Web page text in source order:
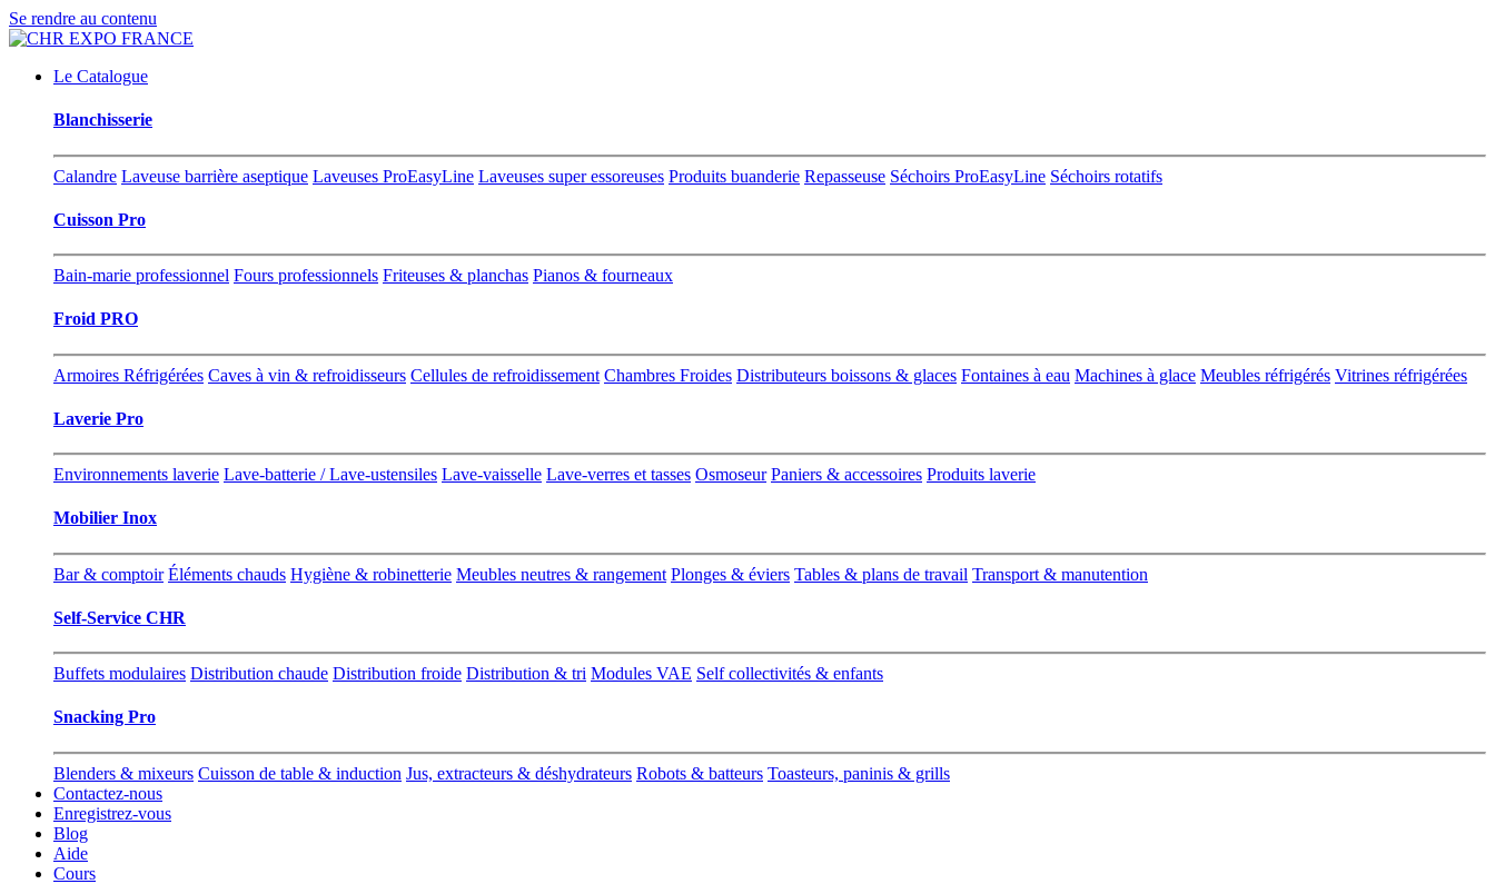
Se rendre au contenu
Le Catalogue
Blanchisserie
Calandre Laveuse barrière aseptique Laveuses ProEasyLine Laveuses super essoreuses Produits buanderie Repasseuse Séchoirs ProEasyLine Séchoirs rotatifs
Cuisson Pro
Bain-marie professionnel Fours professionnels Friteuses & planchas Pianos & fourneaux
Froid PRO
Armoires Réfrigérées Caves à vin & refroidisseurs Cellules de refroidissement Chambres Froides Distributeurs boissons & glaces Fontaines à eau Machines à glace Meubles réfrigérés Vitrines réfrigérées
Laverie Pro
Environnements laverie Lave-batterie / Lave-ustensiles Lave-vaisselle Lave-verres et tasses Osmoseur Paniers & accessoires Produits laverie
Mobilier Inox
Bar & comptoir Éléments chauds Hygiène & robinetterie Meubles neutres & rangement Plonges & éviers Tables & plans de travail Transport & manutention
Self-Service CHR
Buffets modulaires Distribution chaude Distribution froide Distribution & tri Modules VAE Self collectivités & enfants
Snacking Pro
Blenders & mixeurs Cuisson de table & induction Jus, extracteurs & déshydrateurs Robots & batteurs Toasteurs, paninis & grills
Contactez-nous
Enregistrez-vous
Blog
Aide
Cours